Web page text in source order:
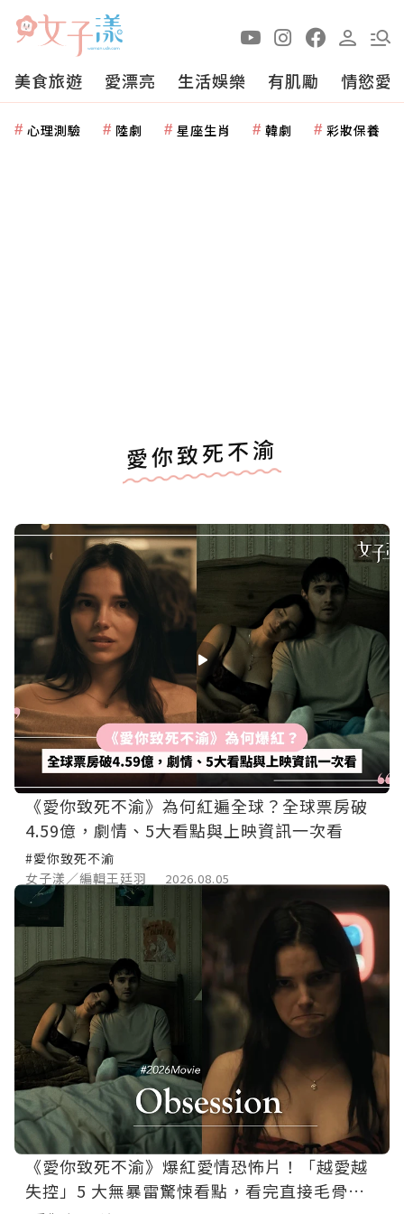
美食旅遊 愛漂亮 生活娛樂 有肌勵 情慾愛
心理測驗 陸劇 星座生肖 韓劇 彩妝保養
愛你致死不渝
《愛你致死不渝》為何紅遍全球？全球票房破
4.59億，劇情、5大看點與上映資訊一次看
#愛你致死不渝
女子漾／編輯王廷羽
2026.08.05
《愛你致死不渝》爆紅愛情恐怖片！「越愛越
失控」5 大無暴雷驚悚看點，看完直接毛骨悚